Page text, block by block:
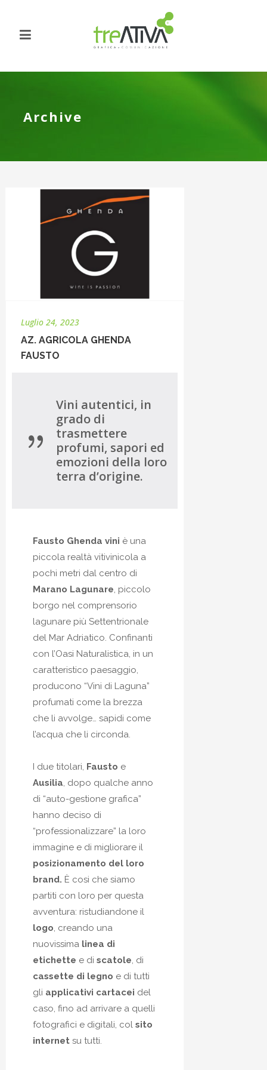
Archive
Luglio 24, 2023
AZ. AGRICOLA GHENDA
FAUSTO
Vini autentici, in
grado di
trasmettere
profumi, sapori ed
emozioni della loro
terra d’origine.
Fausto Ghenda vini è una
piccola realtà vitivinicola a
pochi metri dal centro di
Marano Lagunare, piccolo
borgo nel comprensorio
lagunare più Settentrionale
del Mar Adriatico. Confinanti
con l’Oasi Naturalistica, in un
caratteristico paesaggio,
producono “Vini di Laguna”
profumati come la brezza
che li avvolge… sapidi come
l’acqua che li circonda.
I due titolari, Fausto e
Ausilia, dopo qualche anno
di “auto-gestione grafica”
hanno deciso di
“professionalizzare” la loro
immagine e di migliorare il
posizionamento del loro
brand. È cosi che siamo
partiti con loro per questa
avventura: ristudiandone il
logo, creando una
nuovissima linea di
etichette e di scatole, di
cassette di legno e di tutti
gli applicativi cartacei del
caso, fino ad arrivare a quelli
fotografici e digitali, col sito
internetsu tutti.